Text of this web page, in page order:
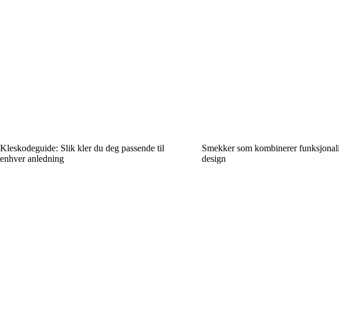
Kleskodeguide: Slik kler du deg passende til
enhver anledning
Smekker som kombinerer
design